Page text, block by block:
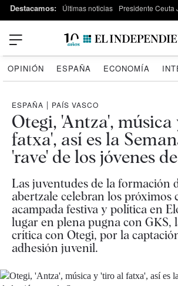
Destacamos: Últimas noticias Presidente Ceuta
OPINIÓN ESPAÑA ECONOMÍA
ESPAÑA | PAÍS VASCO
Otegi, 'Antza',
fatxa', así es la
'rave' de los jóvenes
Las juventudes de la formación
abertzale celebran los próximos
acampada festiva y política en
lugar en plena pugna con GKS,
crítica con Otegi, por la
adhesión juvenil.